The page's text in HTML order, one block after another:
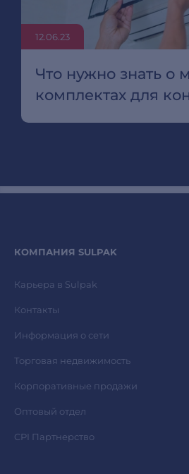
12.06.23
Что нужно знать о
комплектах для
КОМПАНИЯ SULPAK
Карьера в Sulpak
Контакты
Информация о сети
Торговая недвижимость
Корпоративные продажи
Оптовый отдел
CPI Партнерство